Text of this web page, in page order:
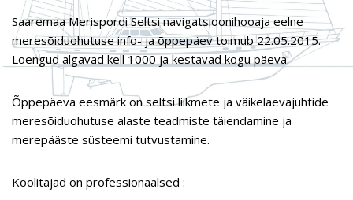
Saaremaa Merispordi Seltsi navigatsioonihooaja eelne
meresõiduohutuse info- ja õppepäev toimub 22.05.2015.
Loengud algavad kell 1000 ja kestavad kogu päeva.
Õppepäeva eesmärk on seltsi liikmete ja väikelaevajuhtide
meresõiduohutuse alaste teadmiste täiendamine ja
merepääste süsteemi tutvustamine.
Koolitajad on professionaalsed :